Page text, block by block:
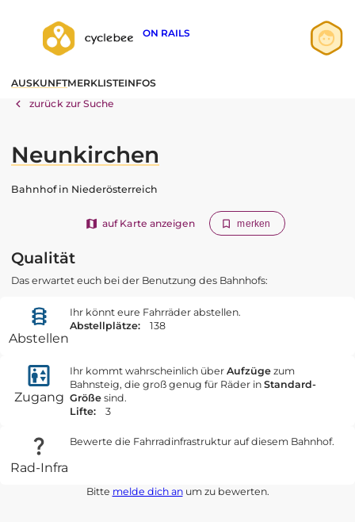
ON RAILS
AUSKUNFTMERKLISTEINFOS
zurück zur Suche
Neunkirchen
Bahnhof in Niederösterreich
auf Karte anzeigen merken
Qualität
Das erwartet euch bei der Benutzung des Bahnhofs:
Abstellen
Ihr könnt eure Fahrräder abstellen.
Abstellplätze:
138
Zugang
Ihr kommt wahrscheinlich über Aufzügezum
Bahnsteig, die groß genug für Räder in Standard-
Größesind.
Lifte:
3
Rad-Infra
Bewerte die Fahrradinfrastruktur auf diesem Bahnhof.
Bitte melde dich anum zu bewerten.